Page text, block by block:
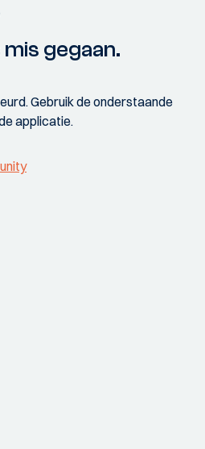
gegaan.
Gebruik de onderstaande
applicatie.